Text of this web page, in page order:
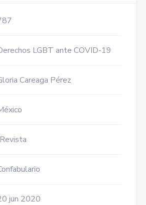
LGBT ante COVID-19
Careaga Pérez
Revista
jun 2020